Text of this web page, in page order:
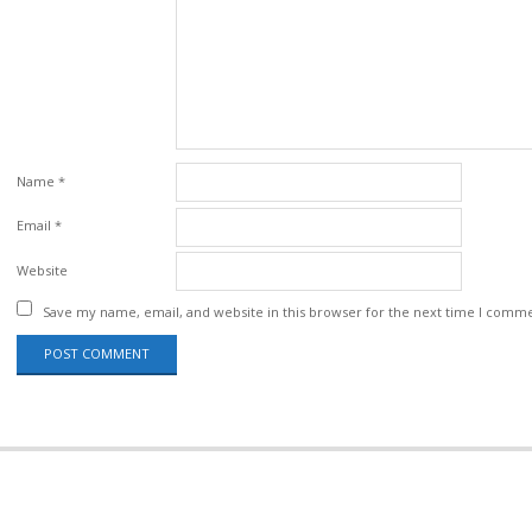
Name *
Email *
Website
Save my name, email, and website in this browser for the next time I